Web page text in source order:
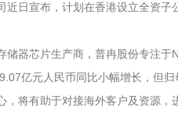
近日宣布，计划在香港设立全资
储器芯片生产商，普冉股份专注
亿元人民币同比小幅增长，但
，将有助于对接海外客户及资源，